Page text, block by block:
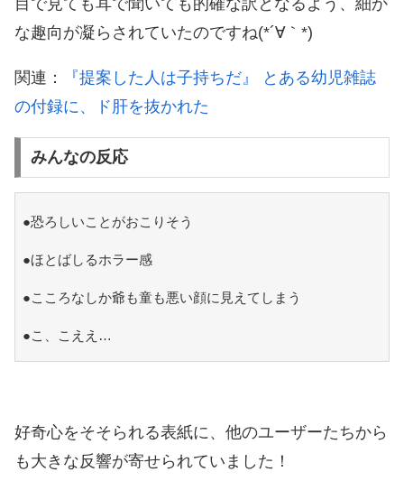
な趣向が凝らされていたのですね(*´∀｀*)
関連：
『提案した人は子持ちだ』 とある幼児雑誌
の付録に、ド肝を抜かれた
みんなの反応
●恐ろしいことがおこりそう
●ほとばしるホラー感
●こころなしか爺も童も悪い顔に見えてしまう
●こ、こええ…
好奇心をそそられる表紙に、他のユーザーたちから
も大きな反響が寄せられていました！